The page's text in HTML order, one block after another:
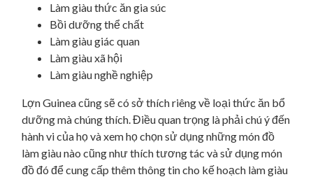
Làm giàu thức ăn gia súc
Bồi dưỡng thể chất
Làm giàu giác quan
Làm giàu xã hội
Làm giàu nghề nghiệp
Lợn Guinea cũng sẽ có sở thích riêng về loại thức ăn bổ
dưỡng mà chúng thích. Điều quan trọng là phải chú ý đến
hành vi của họ và xem họ chọn sử dụng những món đồ
làm giàu nào cũng như thích tương tác và sử dụng món
đồ đó để cung cấp thêm thông tin cho kế hoạch làm giàu